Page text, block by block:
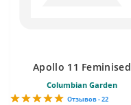
Apollo 11 Feminised
Columbian Garden
Отзывов - 22